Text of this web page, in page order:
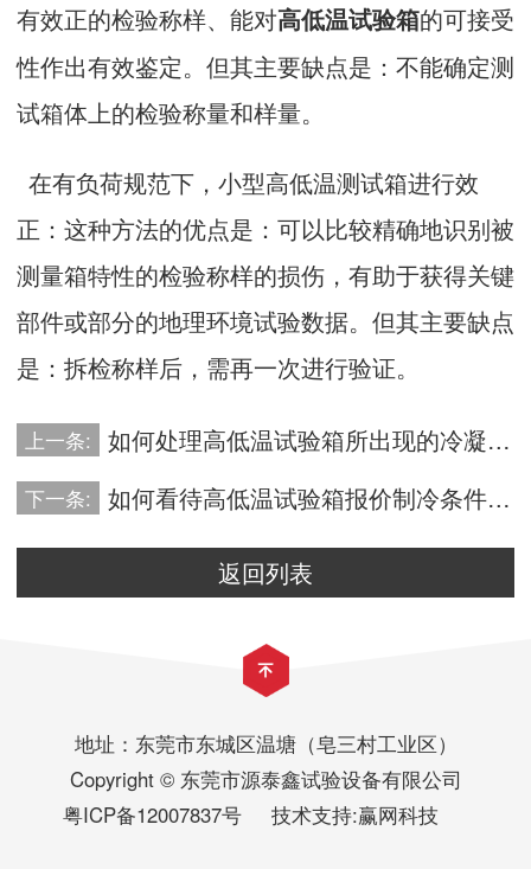
有效正的检验称样、能对高低温试验箱的可接受
性作出有效鉴定。但其主要缺点是：不能确定测
试箱体上的检验称量和样量。
在有负荷规范下，小型高低温测试箱进行效
正：这种方法的优点是：可以比较精确地识别被
测量箱特性的检验称样的损伤，有助于获得关键
部件或部分的地理环境试验数据。但其主要缺点
是：拆检称样后，需再一次进行验证。
上一条: 如何处理高低温试验箱所出现的冷凝水？
下一条: 如何看待高低温试验箱报价制冷条件下玻璃是热的？
返回列表
地址：东莞市东城区温塘（皂三村工业区）
Copyright © 东莞市源泰鑫试验设备有限公司
粤ICP备12007837号 技术支持:赢网科技